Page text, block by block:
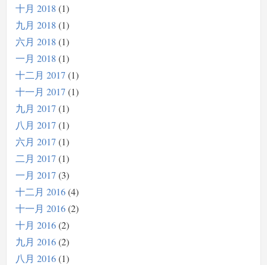
十月 2018 1
九月 2018 1
六月 2018 1
一月 2018 1
十二月 2017 1
十一月 2017 1
九月 2017 1
八月 2017 1
六月 2017 1
二月 2017 1
一月 2017 3
十二月 2016 4
十一月 2016 2
十月 2016 2
九月 2016 2
八月 2016 1